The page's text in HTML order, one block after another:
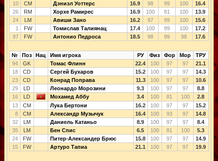
10
CM Дэниэл Уоттерс 16.9 98 99 100
16.4
26
RM Хорхе Рамирес 16.9 100 81 100
13.9
24
LM Авиши Зано 16.2 97 99 100
15.6
1
FW Томислав Талиянац 17.4 100 99 100
17.2
97
FW Антонио Педроса 18.5 98 99 98 17.6
№ Поз Нац Имя игрока РУ Физ Фор Мор
ТРУ
94
GK Томас Флинн 22.4 100 97 97
21.1
18
CD Сергей Бухаров 15.2 100 97 97
14.3
23
CD Конрад Поправа 11.3 100 97 97
10.6
29
LD Леонардо Морозини 9.3 100 97 97
8.8
16
LD Мохамед Аббу 3.4 100 81 100
2.8
13
CM Лука Бертони 16.2 100 97 97
15.2
8
CM Александр Музычук 16.4 100 93 97
14.8
32
LM Даниель Катаньо 8.9 100 97 97
8.4
35
LM Бен Спис 6.5 100 81 100
5.3
24
FW Питер-Александер Брюс 15.8 100 97 97
14.9
15
FW Артуро Тапиа 21.1 100 97 97 19.9